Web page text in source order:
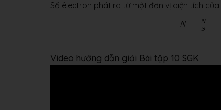
Số êlectron phát ra từ một đơn vị diện tích
N =
N
S
=
=
Video hướng dẫn giải Bài tập 10 SGK